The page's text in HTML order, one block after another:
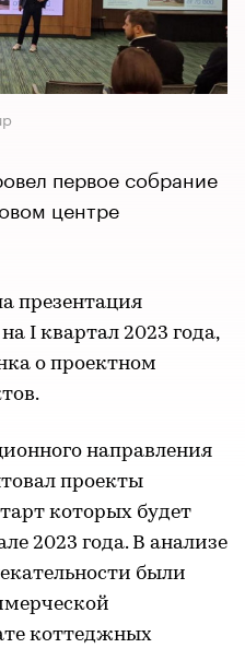
первое собрание
центре
презентация
I квартал 2023 года,
о проектном
направления
проекты
которых будет
2023 года. В анализе
были
коттеджных